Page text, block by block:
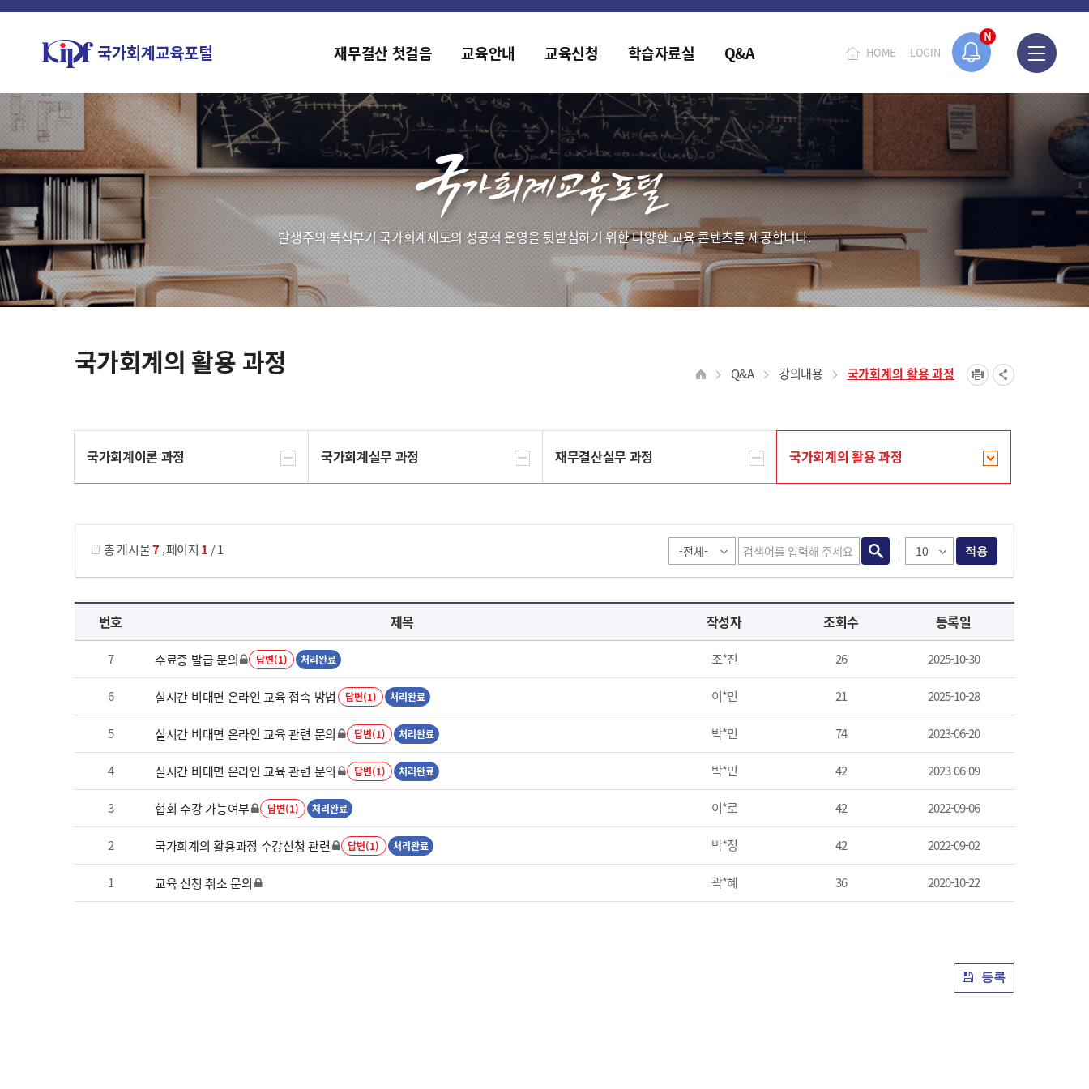
N
홈페이지가 새롭게 개편되었습니다.
HOME LOGIN
재무결산 첫걸음 교육안내 교육신청 학습자료실 Q&A
발생주의·복식부기 국가회계제도의 성공적 운영을 뒷받침하기 위한 다양한 교육 콘텐츠를 제공합니다.
국가회계의 활용 과정 Q&A 강의내용 국가회계의 활용 과정
국가회계이론 과정 국가회계실무 과정 재무결산실무 과정 국가회계의 활용 과정
총 게시물7,페이지 1 / 1 적용
국가회계의 활용 과정 목록 으로 번호, 제목, 작성자, 조회수, 등록 일로 나열 되고 있습니다.
번호 제목 작성자 조회수 등록일
7 수료증 발급 문의 답변(1) 처리완료 조*진 26 2025-10-30
6 실시간 비대면 온라인 교육 접속 방법 답변(1) 처리완료 이*민 21 2025-10-28
5 실시간 비대면 온라인 교육 관련 문의 답변(1) 처리완료 박*민 74 2023-06-20
4 실시간 비대면 온라인 교육 관련 문의 답변(1) 처리완료 박*민 42 2023-06-09
3 협회 수강 가능여부 답변(1) 처리완료 이*로 42 2022-09-06
2 국가회계의 활용과정 수강신청 관련 답변(1) 처리완료 박*정 42 2022-09-02
1 교육 신청 취소 문의 곽*혜 36 2020-10-22
등록